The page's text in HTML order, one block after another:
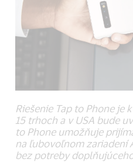
Riešenie Tap to Phone je
15 trhoch a v USA bude
to Phone umožňuje
na ľubovoľnom zariadení
bez potreby